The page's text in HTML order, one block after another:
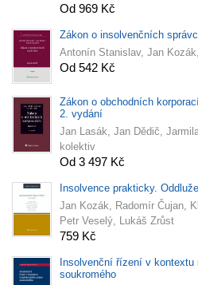
Od 969 Kč
Zákon o insolvenčních
Antonín Stanislav, Jan
Od 542 Kč
Zákon o obchodních
2. vydání
Jan Lasák, Jan Dědič,
kolektiv
Od 3 497 Kč
Insolvence prakticky.
Jan Kozák, Radomír Čujan,
Petr Veselý, Lukáš Zrůst
759 Kč
Insolvenční řízení v kontextu
soukromého